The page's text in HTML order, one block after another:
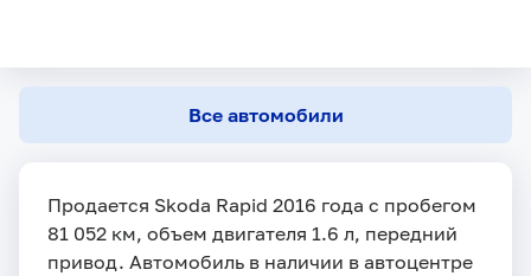
Все автомобили
Продается Skoda Rapid 2016 года с пробегом
81 052 км, объем двигателя 1.6 л, передний
привод. Автомобиль в наличии в автоцентре